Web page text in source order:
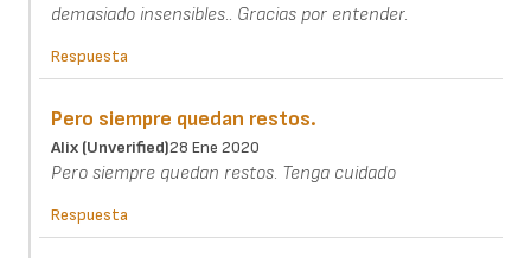
demasiado insensibles.. Gracias por entender.
Respuesta
Pero siempre quedan restos.
Alix (unverified)28 Ene 2020
Pero siempre quedan restos. Tenga cuidado
Respuesta